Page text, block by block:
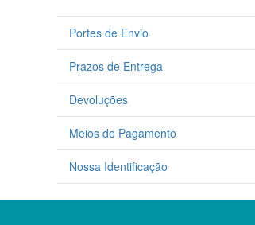
Portes de Envio
Prazos de Entrega
Devoluções
Meios de Pagamento
Nossa Identificação